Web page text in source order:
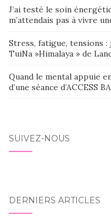
J’ai testé le soin
m’attendais pas à vivre
Stress, fatigue, tensions :
TuiNa »Himalaya » de
Quand le mental appuie
d’une séance d’ACCESS
SUIVEZ-NOUS
DERNIERS ARTICLES